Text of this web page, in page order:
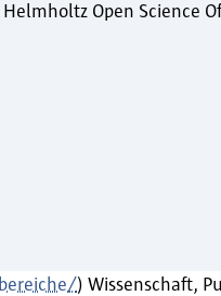
Helmholtz Open Science
) Wissenschaft,